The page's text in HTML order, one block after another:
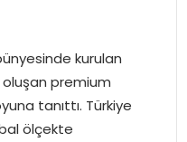
kurulan
premium
tanıttı. Türkiye
ölçekte